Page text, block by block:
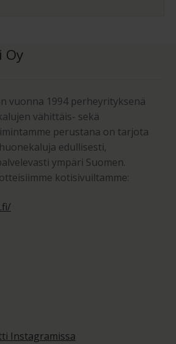
Oy
vuonna 1994 perheyrityksenä
vähittäis- sekä
perustana on tarjota
edullisesti,
ympäri Suomen.
kotisivuiltamme:
Instagramissa